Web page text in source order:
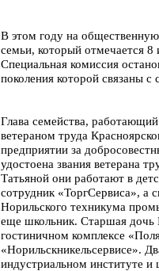
В этом году на
семьи, который отмечается
Специальная комиссия
поколения которой связаны
Глава семейства,
ветераном труда
предприятии за
удостоена звания ветерана
Татьяной они работают в
сотрудник «ТоргСервиса», а
Норильского техникума
еще школьник. Старшая дочь
гостиничном комплексе
«Норильскникельсервисе».
индустриальном институте и